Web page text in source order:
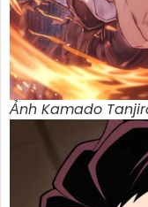
Ảnh Kamado